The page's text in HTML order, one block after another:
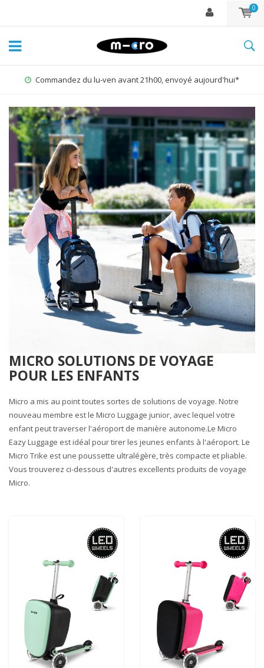
0
1% for the Planet
MICRO SOLUTIONS DE VOYAGE
POUR LES ENFANTS
Micro a mis au point toutes sortes de solutions de voyage. Notre
nouveau membre est le Micro Luggage junior, avec lequel votre
enfant peut traverser l'aéroport de manière autonome.Le Micro
Eazy Luggage est idéal pour tirer les jeunes enfants à l'aéroport. Le
Micro Trike est une poussette ultralégère, très compacte et pliable.
Vous trouverez ci-dessous d'autres excellents produits de voyage
Micro.